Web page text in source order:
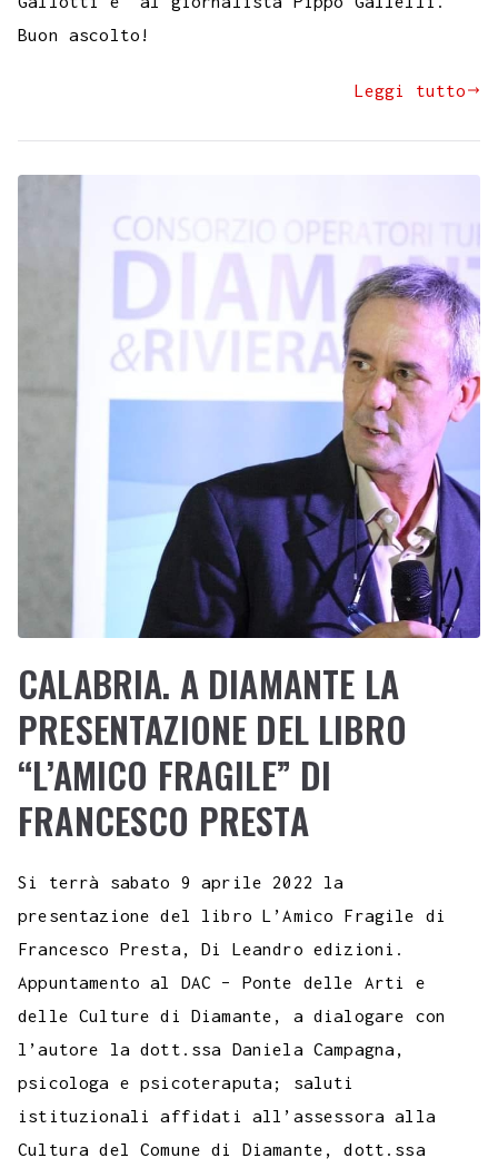
Buon ascolto!
Leggi tutto
CALABRIA. A DIAMANTE LA
PRESENTAZIONE DEL LIBRO
“L’AMICO FRAGILE” DI
FRANCESCO PRESTA
Si terrà sabato 9 aprile 2022 la
presentazione del libro L’Amico Fragile di
Francesco Presta, Di Leandro edizioni.
Appuntamento al DAC – Ponte delle Arti e
delle Culture di Diamante, a dialogare con
l’autore la dott.ssa Daniela Campagna,
psicologa e psicoteraputa; saluti
istituzionali affidati all’assessora alla
Cultura del Comune di Diamante, dott.ssa